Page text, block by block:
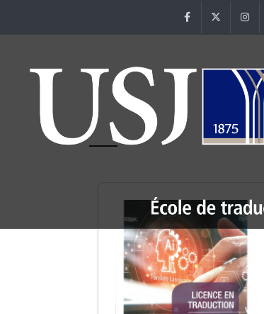
FacebookTwitter